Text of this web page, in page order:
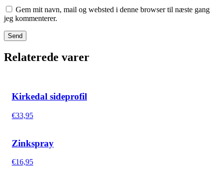
Gem mit navn, mail og websted i denne browser til næste gang
jeg kommenterer.
Relaterede varer
Kirkedal sideprofil
€33,95
Zinkspray
€16,95